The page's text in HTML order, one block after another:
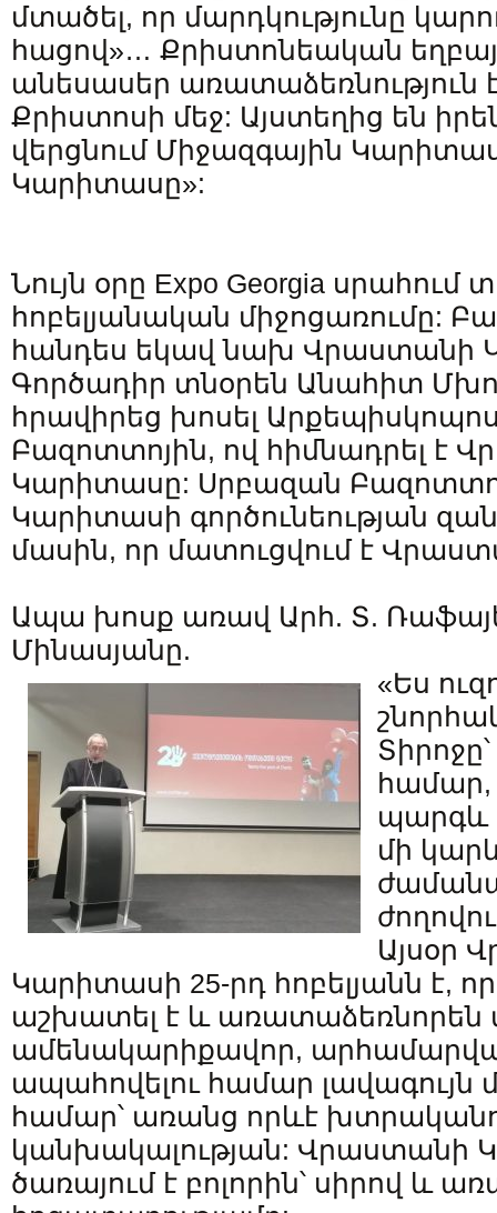
մտածել, որ մարդկությունը
հացով»… Քրիստոնեական
անեսասեր առատաձեռնություն
Քրիստոսի մեջ: Այստեղից են
վերցնում Միջազգային
Կարիտասը»:
Նույն օրը Expo Georgia սրահում
հոբելյանական միջոցառումը:
հանդես եկավ նախ Վրաստանի
Գործադիր տնօրեն Անահիտ
հրավիրեց խոսել
Բազոտտոյին, ով հիմնադրել է
Կարիտասը: Սրբազան
Կարիտասի գործունեության
մասին, որ մատուցվում է
Ապա խոսք առավ Արհ. Տ.
Մինասյանը.
«Ես
համար,
պարգև
մի
Այսօր
Կարիտասի 25-րդ հոբելյանն է,
աշխատել է և առատաձեռնորեն
ամենակարիքավոր,
ապահովելու համար լավագույն
համար՝ առանց որևէ
կանխակալության: Վրաստանի
ծառայում է բոլորին՝ սիրով և